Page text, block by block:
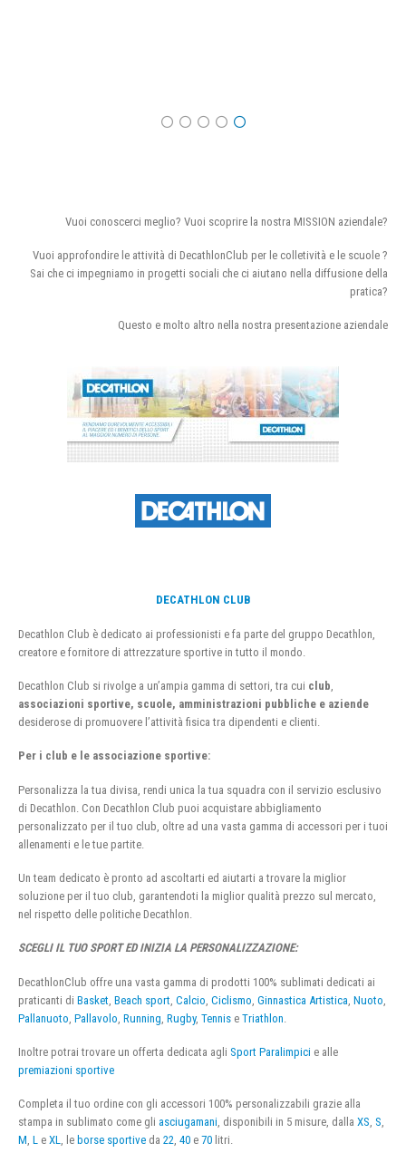
Vuoi conoscerci meglio? Vuoi scoprire la nostra MISSION aziendale?
Vuoi approfondire le attività di DecathlonClub per le colletività e le scuole ?
Sai che ci impegniamo in progetti sociali che ci aiutano nella diffusione della
pratica?
Questo e molto altro nella nostra presentazione aziendale
DECATHLON CLUB
Decathlon Club è dedicato ai professionisti e fa parte del gruppo Decathlon,
creatore e fornitore di attrezzature sportive in tutto il mondo.
Decathlon Club si rivolge a un’ampia gamma di settori, tra cui club
associazioni sportive, scuole, amministrazioni pubbliche e aziende
desiderose di promuovere l’attività fisica tra dipendenti e clienti.
Per i club e le associazione sportive:
Personalizza la tua divisa, rendi unica la tua squadra con il servizio esclusivo
di Decathlon. Con Decathlon Club puoi acquistare abbigliamento
personalizzato per il tuo club, oltre ad una vasta gamma di accessori per i tuoi
allenamenti e le tue partite.
Un team dedicato è pronto ad ascoltarti ed aiutarti a trovare la miglior
soluzione per il tuo club, garantendoti la miglior qualità prezzo sul mercato,
nel rispetto delle politiche Decathlon.
SCEGLI IL TUO SPORT ED INIZIA LA PERSONALIZZAZIONE:
DecathlonClub offre una vasta gamma di prodotti 100% sublimati dedicati ai
praticanti di Basket Beach sport Calcio Ciclismo Ginnastica Artistica Nuoto
Pallanuoto Pallavolo Running Rugby, Tennis e Triathlon
Inoltre potrai trovare un offerta dedicata agli Sport Paralimpici e alle
premiazioni sportive
Completa il tuo ordine con gli accessori 100% personalizzabili grazie alla
stampa in sublimato come gli asciugamani, disponibili in 5 misure, dalla XS, S,
M, L e XL, le borse sportive da 22, 40 e 70 litri.